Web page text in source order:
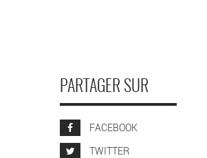
PARTAGER SUR
FACEBOOK
TWITTER